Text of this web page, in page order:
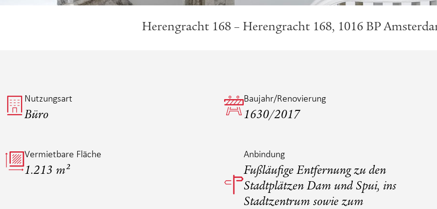
Herengracht 168 – Herengracht 168, 1016 BP
Nutzungsart
Büro
Baujahr/­Renovierung
1630/2017
Vermietbare Fläche
1.213 m²
Anbindung
Fußläufige Entfernung zu den
Stadtplätzen Dam und Spui, ins
Stadtzentrum sowie zum